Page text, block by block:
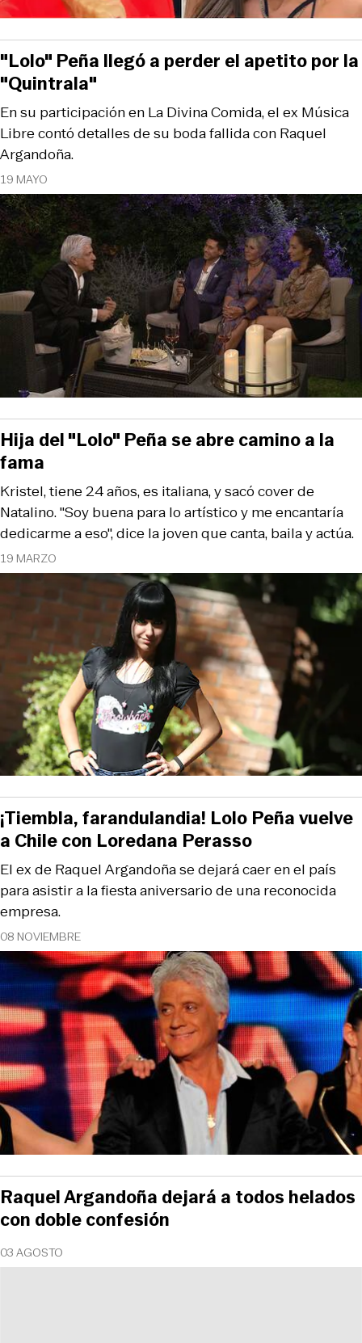
19 MAYO
En su participación en La Divina Comida, el ex Música
Libre contó detalles de su boda fallida con Raquel
Argandoña.
"Lolo" Peña llegó a perder el apetito por la
"Quintrala"
19 MARZO
Kristel, tiene 24 años, es italiana, y sacó cover de
Natalino. "Soy buena para lo artístico y me encantaría
dedicarme a eso", dice la joven que canta, baila y actúa.
Hija del "Lolo" Peña se abre camino a la
fama
08 NOVIEMBRE
El ex de Raquel Argandoña se dejará caer en el país
para asistir a la fiesta aniversario de una reconocida
empresa.
¡Tiembla, farandulandia! Lolo Peña vuelve
a Chile con Loredana Perasso
03 AGOSTO
Raquel Argandoña dejará a todos helados
con doble confesión